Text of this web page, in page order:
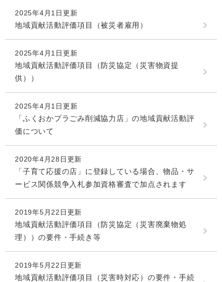
2025年4月1日更新
地域貢献活動評価項目（被災者雇用）
2025年4月1日更新
地域貢献活動評価項目（防災協定（災害物資提
供））
2025年4月1日更新
「ふくおかプラごみ削減協力店」の地域貢献活動評
価について
2020年4月28日更新
「子育て応援の店」に登録している場合、物品・サ
ービス関係競争入札参加資格審査で加点されます
2019年5月22日更新
地域貢献活動評価項目（防災協定（災害廃棄物処
理））の要件・手続き等
2019年5月22日更新
地域貢献活動評価項目（災害時対応）の要件・手続